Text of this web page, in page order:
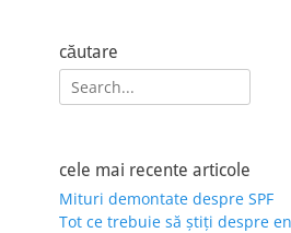
căutare
Search
for:
cele mai recente articole
Mituri demontate despre SPF
Tot ce trebuie să știți despre